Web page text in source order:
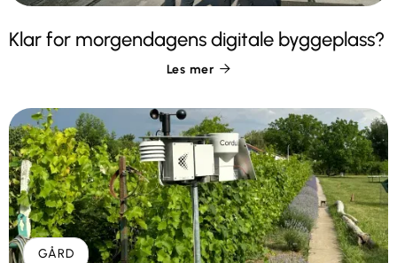
Klar for morgendagens digitale byggeplass?
Les mer 
GÅRD